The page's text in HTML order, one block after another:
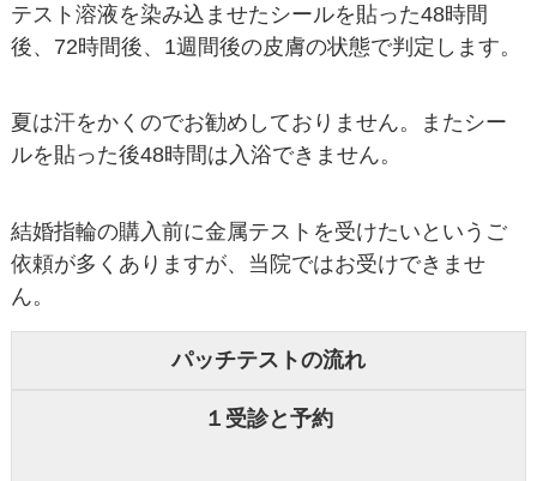
テスト溶液を染み込ませたシールを貼った48時間
後、72時間後、1週間後の皮膚の状態で判定します。
夏は汗をかくのでお勧めしておりません。
またシー
ルを貼った後48時間は入浴できません。
結婚指輪の購入前に金属テストを受けたいというご
依頼が多くありますが、当院ではお受けできませ
ん。
パッチテストの流れ
１受診と予約